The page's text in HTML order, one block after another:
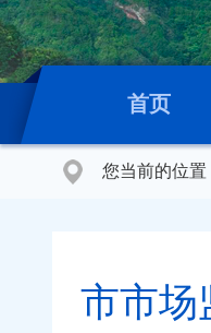
首页
您当前的位置
市市场